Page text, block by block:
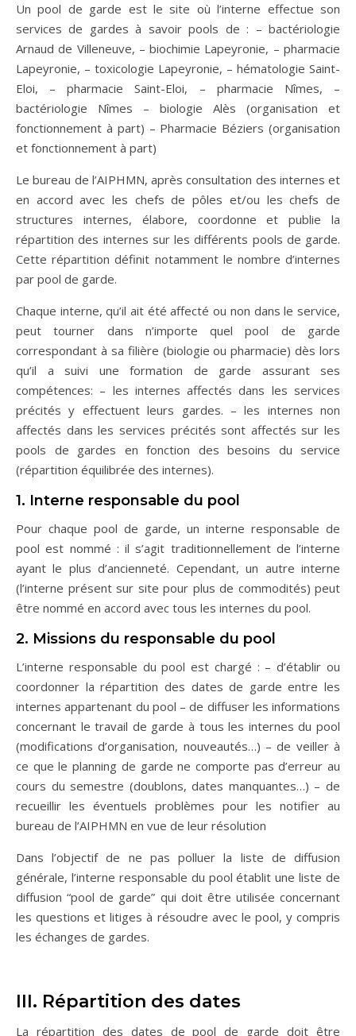
Un pool de garde est le site où l’interne effectue son
services de gardes à savoir pools de : – bactériologie
Arnaud de Villeneuve, – biochimie Lapeyronie, – pharmacie
Lapeyronie, – toxicologie Lapeyronie, – hématologie Saint-
Eloi, – pharmacie Saint-Eloi, – pharmacie Nîmes, –
bactériologie Nîmes – biologie Alès (organisation et
fonctionnement à part) – Pharmacie Béziers (organisation
et fonctionnement à part)
Le bureau de l’AIPHMN, après consultation des internes et
en accord avec les chefs de pôles et/ou les chefs de
structures internes, élabore, coordonne et publie la
répartition des internes sur les différents pools de garde.
Cette répartition définit notamment le nombre d’internes
par pool de garde.
Chaque interne, qu’il ait été affecté ou non dans le service,
peut tourner dans n’importe quel pool de garde
correspondant à sa filière (biologie ou pharmacie) dès lors
qu’il a suivi une formation de garde assurant ses
compétences: – les internes affectés dans les services
précités y effectuent leurs gardes. – les internes non
affectés dans les services précités sont affectés sur les
pools de gardes en fonction des besoins du service
(répartition équilibrée des internes).
1. Interne responsable du pool
Pour chaque pool de garde, un interne responsable de
pool est nommé : il s’agit traditionnellement de l’interne
ayant le plus d’ancienneté. Cependant, un autre interne
(l’interne présent sur site pour plus de commodités) peut
être nommé en accord avec tous les internes du pool.
2. Missions du responsable du pool
L’interne responsable du pool est chargé : – d’établir ou
coordonner la répartition des dates de garde entre les
internes appartenant du pool – de diffuser les informations
concernant le travail de garde à tous les internes du pool
(modifications d’organisation, nouveautés…) – de veiller à
ce que le planning de garde ne comporte pas d’erreur au
cours du semestre (doublons, dates manquantes…) – de
recueillir les éventuels problèmes pour les notifier au
bureau de l’AIPHMN en vue de leur résolution
Dans l’objectif de ne pas polluer la liste de diffusion
générale, l’interne responsable du pool établit une liste de
diffusion “pool de garde” qui doit être utilisée concernant
les questions et litiges à résoudre avec le pool, y compris
les échanges de gardes.
III. Répartition des dates
La répartition des dates de pool de garde doit être